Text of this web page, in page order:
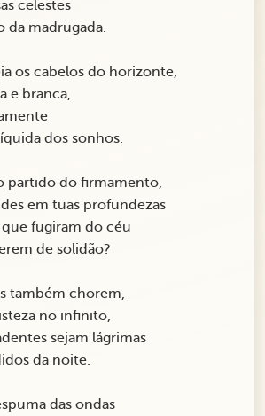
celestes
da madrugada.
os cabelos do horizonte,
e branca,
dos sonhos.
partido do firmamento,
em tuas profundezas
fugiram do céu
de solidão?
também chorem,
no infinito,
sejam lágrimas
da noite.
das ondas